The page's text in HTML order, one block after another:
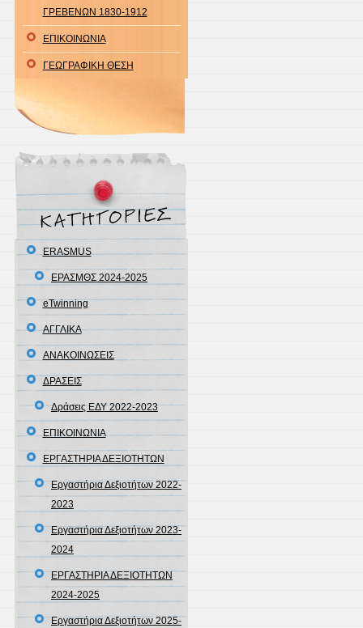
ΓΡΕΒΕΝΩΝ 1830-1912
ΕΠΙΚΟΙΝΩΝΙΑ
ΓΕΩΓΡΑΦΙΚΗ ΘΕΣΗ
ERASMUS
ΕΡΑΣΜΘΣ 2024-2025
eTwinning
ΑΓΓΛΙΚΑ
ΑΝΑΚΟΙΝΩΣΕΙΣ
ΔΡΑΣΕΙΣ
Δράσεις ΕΔΥ 2022-2023
ΕΠΙΚΟΙΝΩΝΙΑ
ΕΡΓΑΣΤΗΡΙΑ ΔΕΞΙΟΤΗΤΩΝ
Εργαστήρια Δεξιοτήτων 2022-
2023
Εργαστήρια Δεξιοτήτων 2023-
2024
ΕΡΓΑΣΤΗΡΙΑ ΔΕΞΙΟΤΗΤΩΝ
2024-2025
Εργαστήρια Δεξιοτήτων 2025-